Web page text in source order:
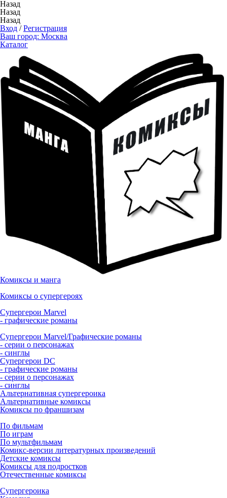
Назад
Назад
Назад
Вход /Регистрация
Ваш город: Москва
Каталог
Комиксы и манга
Комиксы о супергероях
Супергерои Marvel
- графические романы
Супергерои Marvel/Графические романы
- серии о персонажах
- синглы
Супергерои DC
- графические романы
- серии о персонажах
- синглы
Альтернативная супергероика
Альтернативные комиксы
Комиксы по франшизам
По фильмам
По играм
По мультфильмам
Комикс-версии литературных произведений
Детские комиксы
Комиксы для подростков
Отечественные комиксы
Супергероика